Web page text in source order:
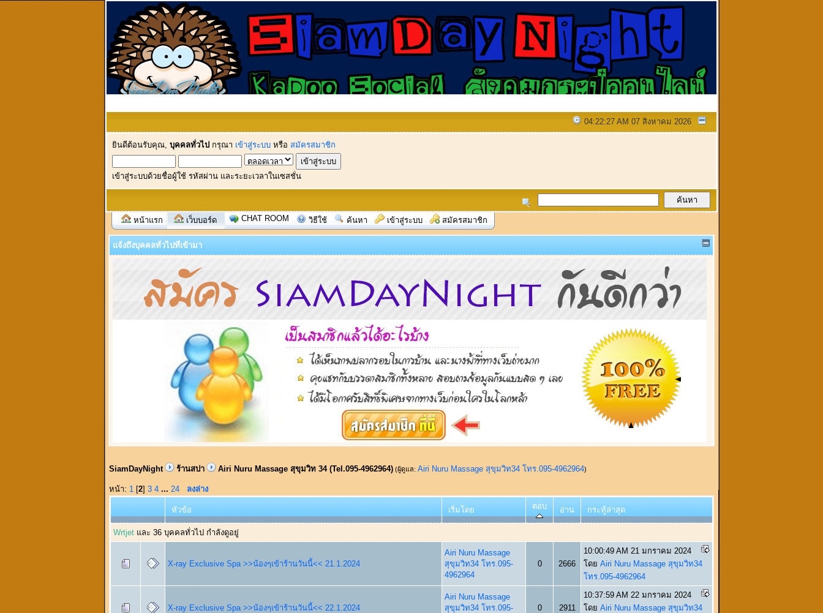
04:22:27 AM 07 สิงหาคม 2026
ยินดีต้อนรับคุณ, บุคคลทั่วไป กรุณา เข้าสู่ระบบ หรือ สมัครสมาชิก
เข้าสู่ระบบด้วยชื่อผู้ใช้ รหัสผ่าน และระยะเวลาในเซสชั่น
หน้าแรก เว็บบอร์ด CHAT ROOM วิธีใช้ ค้นหา เข้าสู่ระบบ สมัครสมาชิก
แจ้งถึงบุคคลทั่วไปที่เข้ามา
SiamDayNight ร้านสปา Airi Nuru Massage สุขุมวิท 34 (Tel.095-4962964) (ผู้ดูแล: Airi Nuru Massage สุขุมวิท34 โทร.095-4962964)
หน้า: 1 [2] 3 4 ... 24 ลงล่าง
หัวข้อ เริ่มโดย ตอบ อ่าน กระทู้ล่าสุด
Wrtjet และ 36 บุคคลทั่วไป กำลังดูอยู่
X-ray Exclusive Spa >>น้องๆเข้าร้านวันนี้<< 21.1.2024
Airi Nuru Massage
สุขุมวิท34 โทร.095-
4962964
0 2666
10:00:49 AM 21 มกราคม 2024
โดย Airi Nuru Massage สุขุมวิท34
โทร.095-4962964
X-ray Exclusive Spa >>น้องๆเข้าร้านวันนี้<< 22.1.2024
Airi Nuru Massage
สุขุมวิท34 โทร.095-
0 2911
10:37:59 AM 22 มกราคม 2024
โดย Airi Nuru Massage สุขุมวิท34